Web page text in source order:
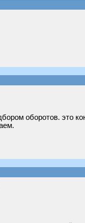
оборотов. это